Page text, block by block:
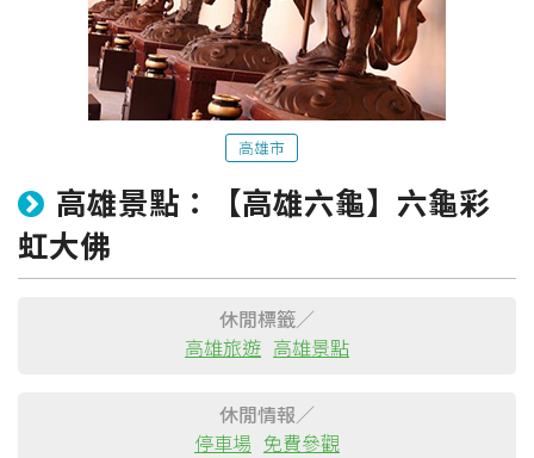
高雄市
高雄景點：【高雄六龜】六龜彩
虹大佛
休閒標籤／
高雄旅遊 高雄景點
休閒情報／
停車場 免費參觀